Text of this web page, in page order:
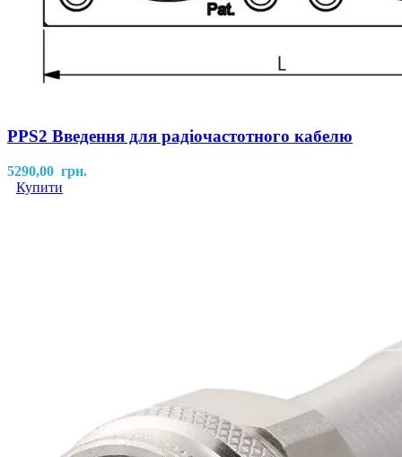
PPS2 Введення для радіочастотного кабелю
5290,00 грн.
Купити